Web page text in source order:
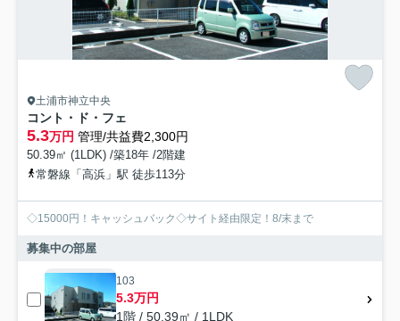
土浦市神立中央
コント・ド・フェ
5.3万円 管理/共益費2,300円
50.39㎡ (1LDK) /築18年 /2階建
常磐線「高浜」駅 徒歩113分
◇15000円！キャッシュバック◇サイト経由限定！8/末まで
募集中の部屋
103
5.3万円
1階 / 50.39㎡ / 1LDK